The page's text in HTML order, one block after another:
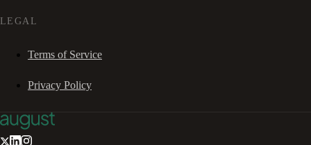
LEGAL
Terms of Service
Privacy Policy